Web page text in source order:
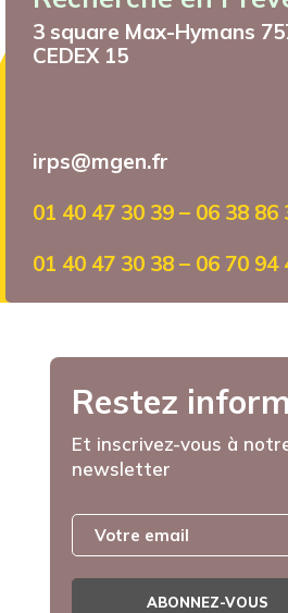
3 square Max-Hymans
CEDEX 15
irps@mgen.fr
01 40 47 30 39 – 06 38 86
01 40 47 30 38 – 06 70 94
Restez
Et inscrivez-vous à
newsletter
ABONNEZ-VOUS